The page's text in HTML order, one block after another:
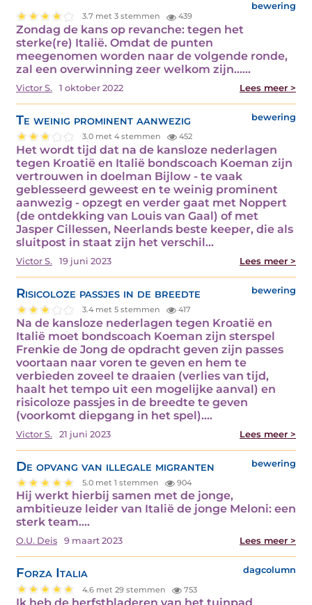
bewering
3.7 met 3 stemmen 439
Zondag de kans op revanche: tegen het
sterke(re) Italië. Omdat de punten
meegenomen worden naar de volgende ronde,
zal een overwinning zeer welkom zijn...…
Victor S. 1 oktober 2022 Lees meer >
Te weinig prominent aanwezig bewering
3.0 met 4 stemmen 452
Het wordt tijd dat na de kansloze nederlagen
tegen Kroatië en Italië bondscoach Koeman zijn
vertrouwen in doelman Bijlow - te vaak
geblesseerd geweest en te weinig prominent
aanwezig - opzegt en verder gaat met Noppert
(de ontdekking van Louis van Gaal) of met
Jasper Cillessen, Neerlands beste keeper, die als
sluitpost in staat zijn het verschil…
Victor S. 19 juni 2023 Lees meer >
Risicoloze passjes in de breedte bewering
3.4 met 5 stemmen 417
Na de kansloze nederlagen tegen Kroatië en
Italië moet bondscoach Koeman zijn sterspel
Frenkie de Jong de opdracht geven zijn passes
voortaan naar voren te geven en hem te
verbieden zoveel te draaien (verlies van tijd,
haalt het tempo uit een mogelijke aanval) en
risicoloze passjes in de breedte te geven
(voorkomt diepgang in het spel).…
Victor S. 21 juni 2023 Lees meer >
De opvang van illegale migranten bewering
5.0 met 1 stemmen 904
Hij werkt hierbij samen met de jonge,
ambitieuze leider van Italië de jonge Meloni: een
sterk team.…
O.U. Deis 9 maart 2023 Lees meer >
Forza Italia dagcolumn
4.6 met 29 stemmen 753